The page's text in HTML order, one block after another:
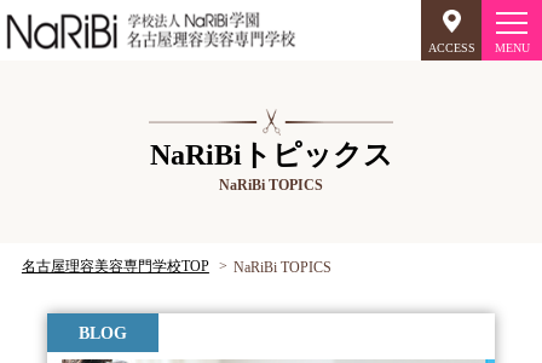
ACCESS
オープンキャンパス
NaRiBiのミリョク
NaRiBiトピックス
NaRiBi TOPICS
名古屋理容美容専門学校TOP NaRiBi TOPICS
BLOG